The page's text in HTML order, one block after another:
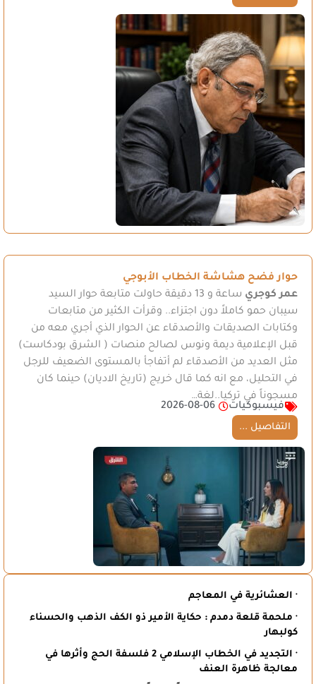
حوار فضح هشاشة الخطاب الأبوجي
عمر كوجري
ساعة و 13 دقيقة حاولت متابعة حوار السيد
سيبان حمو كاملاً دون اجتزاء.. وقرأت الكثير من متابعات
وكتابات الصديقات والأصدقاء عن الحوار الذي أجري معه من
قبل الإعلامية ديمة ونوس لصالح منصات ( الشرق بودكاست)
مثل العديد من الأصدقاء لم أتفاجأ بالمستوى الضعيف للرجل
في التحليل، مع انه كما قال خريج (تاريخ الاديان) حينما كان
مسجوناً في تركيا..لغة…
فيسبوكيات
2026-08-06
التفاصيل ...
· العشائرية في المعاجم
· ملحمة قلعة دمدم : حكاية الأمير ذو الكف الذهب والحسناء
كولبهار
· التجديد في الخطاب الإسلامي 2 فلسفة الحج وأثرها في
معالجة ظاهرة العنف